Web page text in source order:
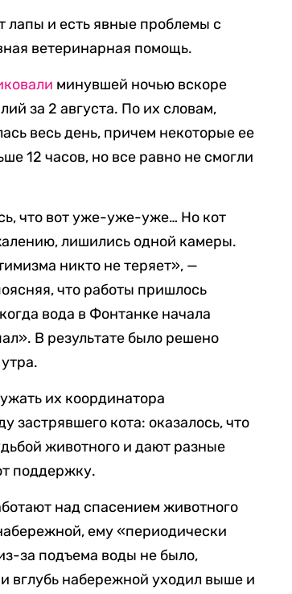
лапы и есть явные проблемы с
ветеринарная помощь.
минувшей ночью вскоре
за 2 августа. По их словам,
весь день, причем некоторые ее
12 часов, но все равно не смогли
что вот уже-уже-уже… Но кот
лишились одной камеры.
никто не теряет», —
что работы пришлось
вода в Фонтанке начала
В результате было решено
их координатора
кота: оказалось, что
животного и дают разные
поддержку.
над спасением животного
ему «периодически
за подъема воды не было,
вглубь набережной уходил выше и